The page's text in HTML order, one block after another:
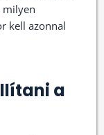
milyen
kell azonnal
a